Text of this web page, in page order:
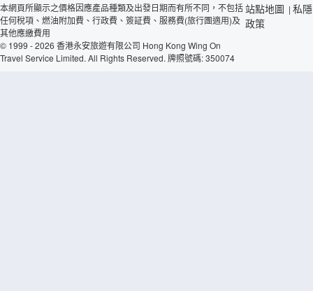
本網頁所顯示之價格因應產品種類及出發日期而有所不同，不包括
任何稅項、燃油附加費、行政費、簽証費、服務費(旅行團適用)及
其他應繳費用
© 1999 - 2026 香港永安旅遊有限公司 Hong Kong Wing On
Travel Service Limited. All Rights Reserved. 牌照號碼: 350074
站點地圖 | 私隱
政策